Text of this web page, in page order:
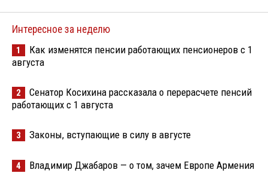
Интересное за неделю
1
Как изменятся пенсии работающих пенсионеров с 1
августа
2
Сенатор Косихина рассказала о перерасчете пенсий
работающих с 1 августа
3 Законы, вступающие в силу в августе
4 Владимир Джабаров — о том, зачем Европе Армения